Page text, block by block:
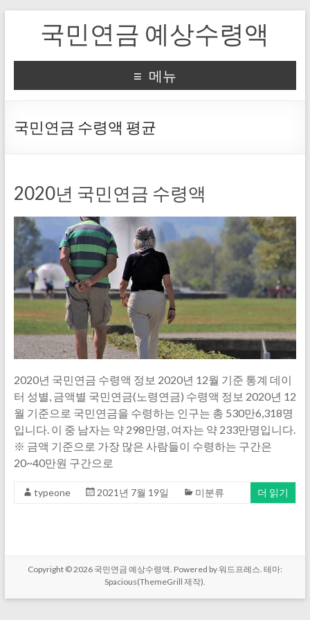
국민연금 예상수령액
메뉴
국민연금 수령액 평균
2020년 국민연금 수령액
2020년 국민연금 수령액 정보 2020년 12월 기준 통계 데이
터 성별, 금액별 국민연금(노령연금) 수령액 정보 2020년 12
월 기준으로 국민연금을 수령하는 인구는 총 530만6,318명
입니다. 이 중 남자는 약 298만명, 여자는 약 233만명입니다.
※ 금액 기준으로 가장 많은 사람들이 수령하는 구간은
20~40만원 구간으로
typeone 2021년 7월 19일 미분류 더 읽기
Copyright © 2026 국민연금 예상수령액. Powered by워드프레스. 테마:
Spacious(ThemeGrill 제작).